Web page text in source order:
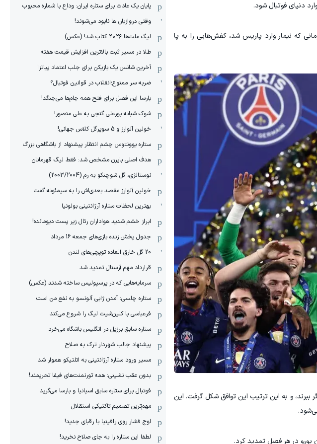
داشت. زمانی که نیمار وارد پاریس شد، کفش‌هایی را به پا
و به این ترتیب این توافق شکل گرفت. این
پایان یک عادت برای ستاره ایران: وداع با شماره محبوب
وقتی دروازبان ها نابود می‌شوند!
لیگ ملت‌ها ٢٠٢۶ کتاب شد! (عکس)
طلا در مسیر ثبت بالاترین افزایش قیمت هفته
آخرین شانس یک بازیکن برای جلب اعتماد پیاتزا
ضربه سر ممنوع؛انقلاب در قوانین فوتبال؟
بارسا این فصل برای فتح همه جام‌ها می‌جنگد!
شوک شبانه پورعلی گنجی به علی منصور!
خولین آلوارز و 5 سوپرگل کلاس جهانی!
ستاره یوونتوس چشم انتظار پیشنهاد از باشگاهی بزرگ
هدف اصلی بایرن مشخص شد: فقط لیگ قهرمانان
نوستالژی، گل شوچنکو به رم (2003/2004)
خولین آلوارز مقصد بعدی‌اش را به سیمئونه گفت
بهترین لحظات ستاره آرژانتینی بولونیا
ابراز خشم شدید هواداران رئال زیر پست دیومانده!
جدول پخش زنده بازی‌های جمعه 16 مرداد
20 گل خارق العاده توپچی‌های لندن
قرارداد مهم آرسنال تمدید شد
سرمایه‌هایی که در پرسپولیس ساخته شدند (عکس)
ستاره چلسی: آمدن ژابی آلونسو به نفع من است
فرعباسی با کلین‌شیت لیگ را شروع می‌کند
ستاره سابق برزیل در انگلیس باشگاه می‌خرد
پیشنهاد جالب شهردار ترک به صلاح
مسیر ورود ستاره آرژانتینی به اتلتیکو هموار شد
بدون عقب نشینی: همه تورنمنت‌های فیفا تحریمند!
فوتبال برای ستاره سابق اسپانیا و بارسا می‌گرید
مهم‌ترین تصمیم تاکتیکی استقلال
اوج فشار روی رافینیا با رقبای جدید!
لطفا این ستاره را به جای صلاح نخرید!